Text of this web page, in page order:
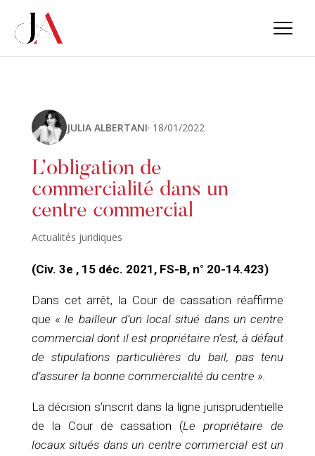
JULIA ALBERTANI· 18/01/2022
L’obligation de
commercialité dans un
centre commercial
Actualités juridiques
(Civ. 3e , 15 déc. 2021, FS-B, n° 20-14.423)
Dans cet arrêt, la Cour de cassation réaffirme
que «le bailleur d’un local situé dans un centre
commercial dont il est propriétaire n’est, à défaut
de stipulations particulières du bail, pas tenu
d’assurer la bonne commercialité du centre ».
La décision s’inscrit dans la ligne jurisprudentielle
de la Cour de cassation (Le propriétaire de
locaux situés dans un centre commercial est un